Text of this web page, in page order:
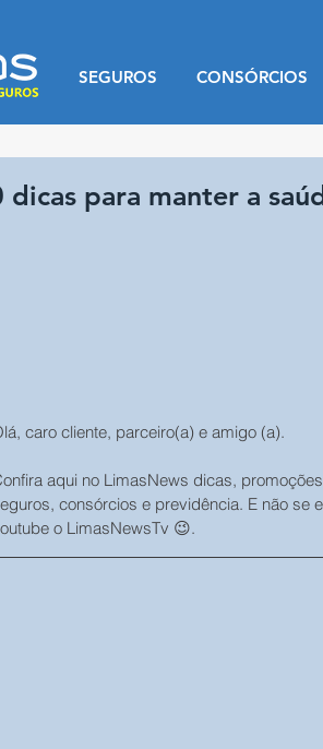
SEGUROS CONSÓRCIOS
dicas para manter a
caro cliente, parceiro(a) e amigo (a).
aqui no LimasNews dicas,
consórcios e previdência. E não se
o LimasNewsTv 😉.